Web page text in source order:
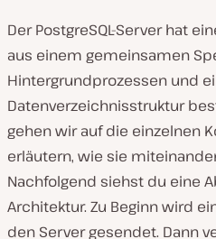
Der PostgreSQL-Server hat
aus einem gemeinsamen
Hintergrundprozessen und
Datenverzeichnisstruktur
gehen wir auf die einzelnen
erläutern, wie sie
Nachfolgend siehst du eine
Architektur. Zu Beginn wird
den Server gesendet. Dann